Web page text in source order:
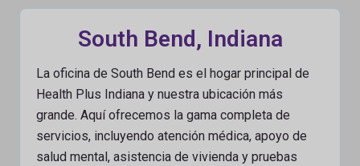
South Bend, Indiana
La oficina de South Bend es el hogar principal de
Health Plus Indiana y nuestra ubicación más
grande. Aquí ofrecemos la gama completa de
servicios, incluyendo atención médica, apoyo de
salud mental, asistencia de vivienda y pruebas